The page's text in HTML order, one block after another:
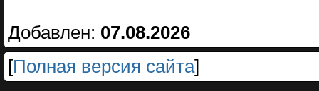
Добавлен: 07.08.2026
[Полная версия сайта]